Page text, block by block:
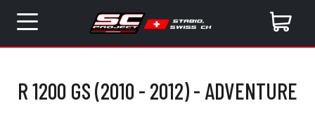
R 1200 GS (2010 - 2012) - ADVENTURE